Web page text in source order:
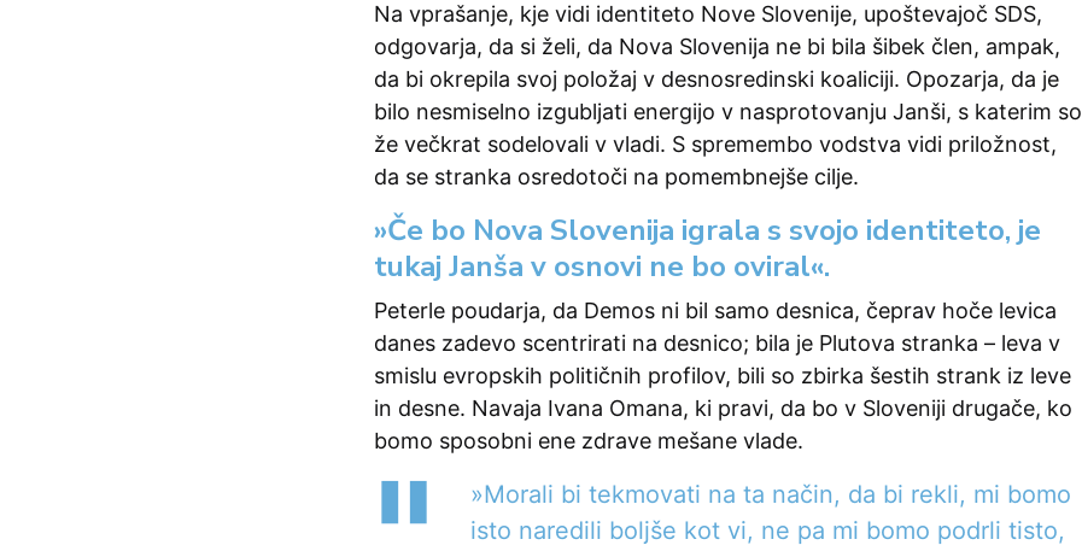
Na vprašanje, kje vidi identiteto Nove Slovenije, upoštevajoč SDS,
odgovarja, da si želi, da Nova Slovenija ne bi bila šibek člen, ampak,
da bi okrepila svoj položaj v desnosredinski koaliciji. Opozarja, da je
bilo nesmiselno izgubljati energijo v nasprotovanju Janši, s katerim so
že večkrat sodelovali v vladi. S spremembo vodstva vidi priložnost,
da se stranka osredotoči na pomembnejše cilje.
»Če bo Nova Slovenija igrala s svojo identiteto, je
tukaj Janša v osnovi ne bo oviral«.
Peterle poudarja, da Demos ni bil samo desnica, čeprav hoče levica
danes zadevo scentrirati na desnico; bila je Plutova stranka – leva v
smislu evropskih političnih profilov, bili so zbirka šestih strank iz leve
in desne. Navaja Ivana Omana, ki pravi, da bo v Sloveniji drugače, ko
bomo sposobni ene zdrave mešane vlade.
»Morali bi tekmovati na ta način, da bi rekli, mi bomo
isto naredili boljše kot vi, ne pa mi bomo podrli tisto,